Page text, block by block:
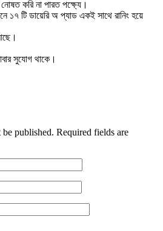
করি না পারত পক্ষ্যে।
১৭ টি ডায়েরি অ প্যাড একই সাথে রানিং হয়ে
সুযোগ থাকে।
published. Required fields are